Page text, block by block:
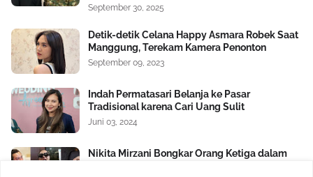
September 30, 2025
Detik-detik Celana Happy Asmara Robek Saat
Manggung, Terekam Kamera Penonton
September 09, 2023
Indah Permatasari Belanja ke Pasar
Tradisional karena Cari Uang Sulit
Juni 03, 2024
Nikita Mirzani Bongkar Orang Ketiga dalam